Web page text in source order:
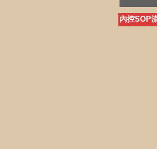
內控SOP